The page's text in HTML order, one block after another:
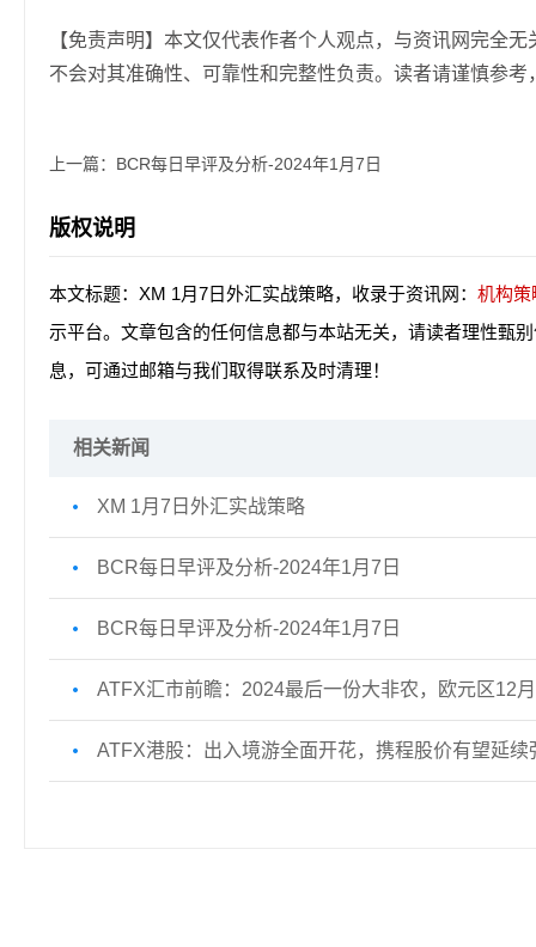
【免责声明】本文仅代表作者个人观点，与资讯网完全
不会对其准确性、可靠性和完整性负责。读者请谨慎参
上一篇： BCR每日早评及分析-2024年1月7日
版权说明
本文标题：XM 1月7日外汇实战策略，收录于资讯网： 机构策
示平台。文章包含的任何信息都与本站无关，请读者理性甄
息，可通过邮箱与我们取得联系及时清理！
相关新闻
XM 1月7日外汇实战策略
BCR每日早评及分析-2024年1月7日
BCR每日早评及分析-2024年1月7日
ATFX汇市前瞻：2024最后一份大非农，欧元区12
ATFX港股：出入境游全面开花，携程股价有望延续